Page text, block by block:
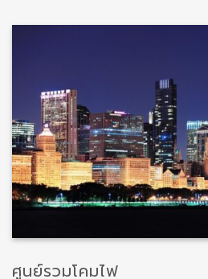
ศูนย์รวมโคมไฟ